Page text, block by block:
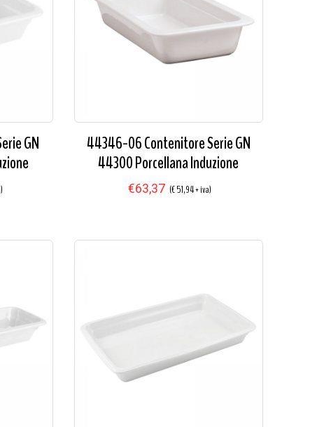
GN
44346-06 Contenitore Serie GN
44300 Porcellana Induzione
€63,37 (€ 51,94 + iva)